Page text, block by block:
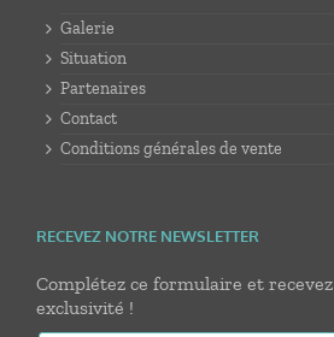
Galerie
Situation
Partenaires
Contact
Conditions générales de vente
RECEVEZ NOTRE NEWSLETTER
Complétez ce formulaire et
exclusivité !